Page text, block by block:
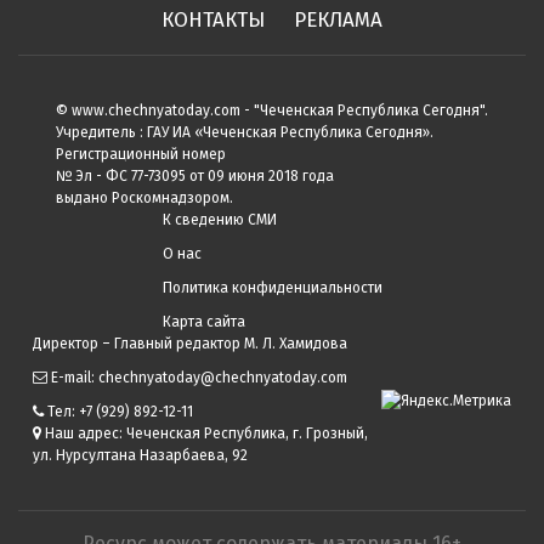
КОНТАКТЫ
РЕКЛАМА
© www.chechnyatoday.com - "Чеченcкая Республика Сегодня".
Учредитель : ГАУ ИА «Чеченская Республика Сегодня».
Регистрационный номер
№ Эл - ФС 77-73095 от 09 июня 2018 года
выдано Роскомнадзором.
К сведению СМИ
О нас
Политика конфиденциальности
Карта сайта
Директор – Главный редактор М. Л. Хамидова
E-mail: chechnyatoday@chechnyatoday.com
Тел: +7 (929) 892-12-11
Наш адрес: Чеченская Республика, г. Грозный,
ул. Нурсултана Назарбаева, 92